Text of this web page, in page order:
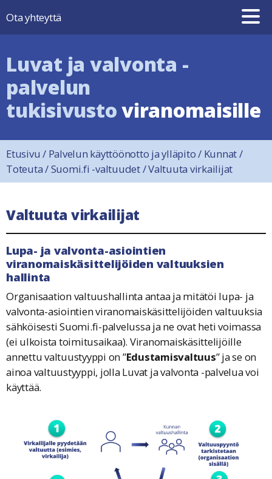
Ota yhteyttä
Luvat ja valvonta -
palvelun
tukisivustoviranomaisille
Etusivu / Palvelun käyttöönotto ja ylläpito/ Kunnat/
Toteuta/Suomi.fi -valtuudet/Valtuuta virkailijat
Valtuuta virkailijat
Lupa- ja valvonta-asiointien
viranomaiskäsittelijöiden valtuuksien
hallinta
Organisaation valtuushallinta antaa ja mitätöi lupa- ja
valvonta-asiointien viranomaiskäsittelijöiden valtuuksia
sähköisesti Suomi.fi-palvelussa ja ne ovat heti voimassa
(ei ulkoista toimitusaikaa). Viranomaiskäsittelijöille
annettu valtuustyyppi on ”Edustamisvaltuus” ja se on
ainoa valtuustyyppi, jolla Luvat ja valvonta -palvelua voi
käyttää.